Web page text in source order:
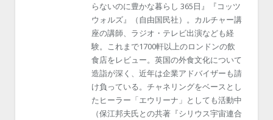
らないのに豊かな暮らし 365日』『コッツ
ウォルズ』（自由国民社）。カルチャー講
座の講師、ラジオ・テレビ出演なども経
験。これまで1700軒以上のロンドンの飲
食店をレビュー。英国の外食文化について
造詣が深く、近年は企業アドバイザーも請
け負っている。チャネリングをベースとし
たヒーラー「エウリーナ」としても活動中
（保江邦夫氏との共著『シリウス宇宙連合